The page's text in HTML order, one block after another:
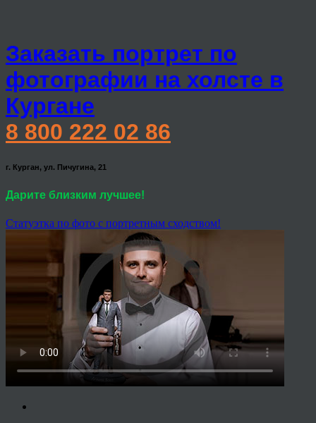
Заказать портрет по
фотографии на холсте в
Кургане
8 800 222 02 86
г. Курган, ул. Пичугина, 21
Дарите близким лучшее!
Статуэтка по фото с портретным сходством!